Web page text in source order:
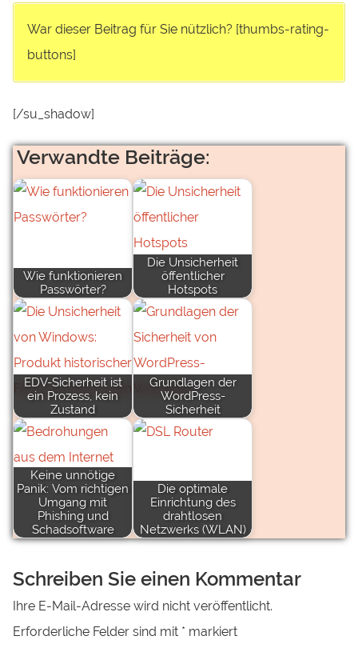
War dieser Beitrag für Sie nützlich? [thumbs-rating-
buttons]
[/su_shadow]
Verwandte Beiträge:
Wie funktionieren
Passwörter?
Die Unsicherheit
öffentlicher
Hotspots
EDV-Sicherheit ist
ein Prozess, kein
Zustand
Grundlagen der
WordPress-
Sicherheit
Keine unnötige
Panik: Vom richtigen
Umgang mit
Phishing und
Schadsoftware
Die optimale
Einrichtung des
drahtlosen
Netzwerks (WLAN)
Schreiben Sie einen Kommentar
Ihre E-Mail-Adresse wird nicht veröffentlicht.
Erforderliche Felder sind mit * markiert